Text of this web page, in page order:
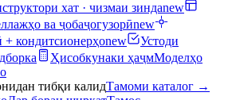
хат · чизмаи зиндаnew
ва ҷобаҷогузорӣnew
+ кондитсионерҳоnew
Устоди
Ҳисобкунаки ҳаҷмМоделҳо
тибқи калидТамоми каталог →